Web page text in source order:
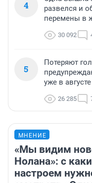
4
развелся и
перемены в
30 092
5
Потеряют
уже в августе
26 285
МНЕНИЕ
«Мы видим
Нолана»: с
настроем